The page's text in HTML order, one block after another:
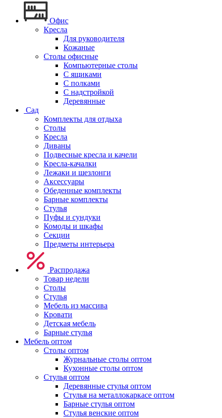
Офис
Кресла
Для руководителя
Кожаные
Столы офисные
Компьютерные столы
С ящиками
С полками
С надстройкой
Деревянные
Сад
Комплекты для отдыха
Столы
Кресла
Диваны
Подвесные кресла и качели
Кресла-качалки
Лежаки и шезлонги
Аксессуары
Обеденные комплекты
Барные комплекты
Стулья
Пуфы и сундуки
Комоды и шкафы
Секции
Предметы интерьера
Распродажа
Товар недели
Столы
Стулья
Мебель из массива
Кровати
Детская мебель
Барные стулья
Мебель оптом
Столы оптом
Журнальные столы оптом
Кухонные столы оптом
Стулья оптом
Деревянные стулья оптом
Стулья на металлокаркасе оптом
Барные стулья оптом
Стулья венские оптом